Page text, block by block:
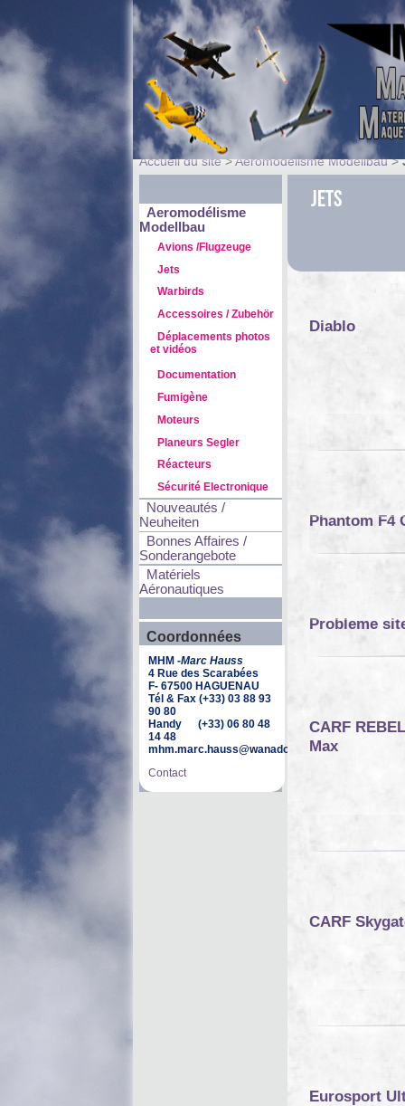
Accueil du site>Aeromodélisme Modellbau>
Aeromodélisme
Modellbau
Avions /Flugzeuge
Jets
Warbirds
Accessoires / Zubehör
Déplacements photos
et vidéos
Documentation
Fumigène
Moteurs
Planeurs Segler
Réacteurs
Sécurité Electronique
Nouveautés /
Neuheiten
Bonnes Affaires /
Sonderangebote
Matériels
Aéronautiques
Coordonnées
MHM -Marc Hauss
4 Rue des Scarabées
F- 67500 HAGUENAU
Tél & Fax (+33) 03 88 93
90 80
Handy (+33) 06 80 48
14 48
mhm.marc.hauss@wanadoo.fr
Contact
Jets
Diablo
Phantom F4
Probleme
CARF
Max
CARF
Eurosport